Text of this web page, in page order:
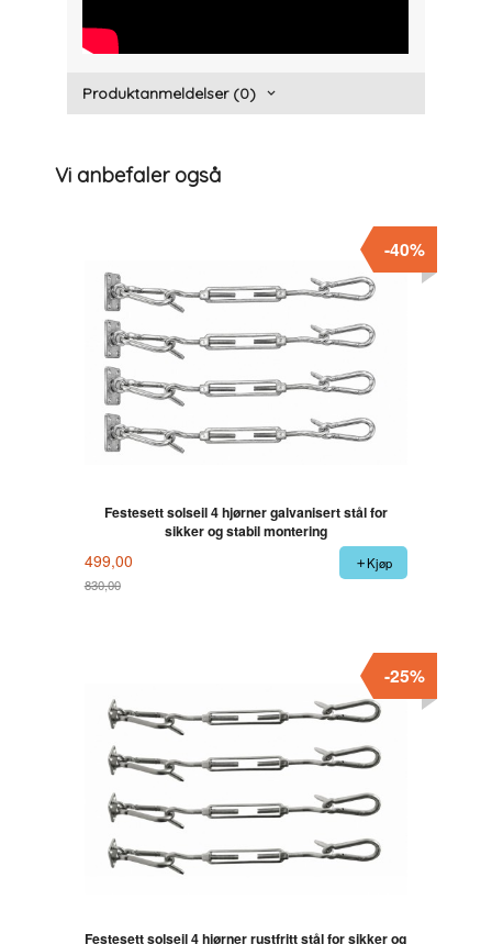
" width="300" height="150">
Produktanmeldelser (0)
Vi anbefaler også
Festesett solseil 4 hjørner galvanisert stål for
sikker og stabil montering
499,00
830,00
-40%
Kjøp
Festesett solseil 4 hjørner rustfritt stål for sikker og
-25%